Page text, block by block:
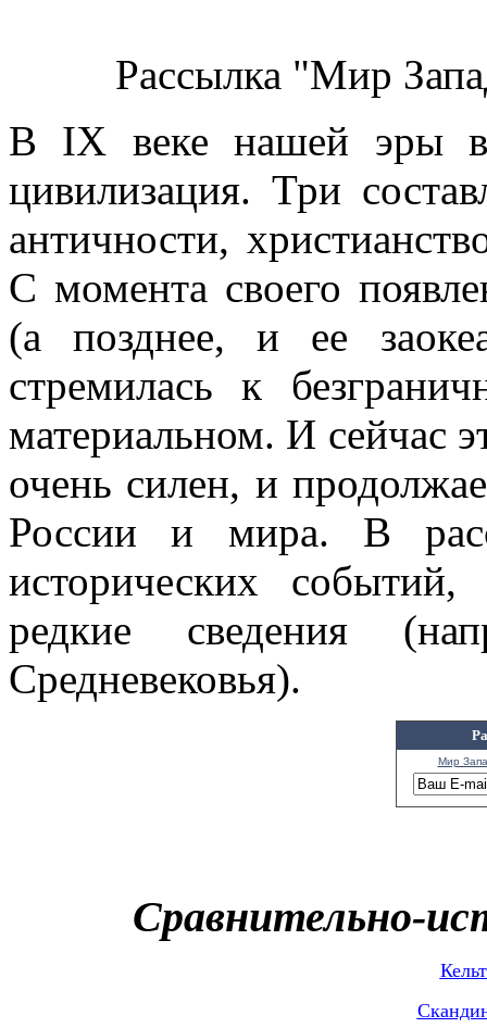
Рассылка "Мир
В IX веке нашей эры в
цивилизация. Три
античности,
С момента своего
(а позднее, и ее
стремилась к
материальном. И сейчас
очень силен, и
России и мира. В
исторических
редкие сведения
Средневековья).
Мир
Сравнительно-